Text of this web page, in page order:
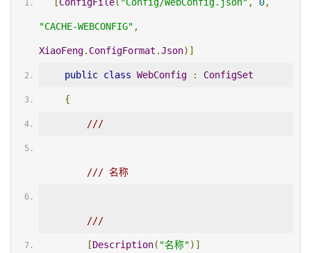
"CACHE-WEBCONFIG" ,
XiaoFeng. ConfigFormat .Json)]
public class WebConfig : ConfigSet
{
///
/// 名称
///
[Description( "名称")]